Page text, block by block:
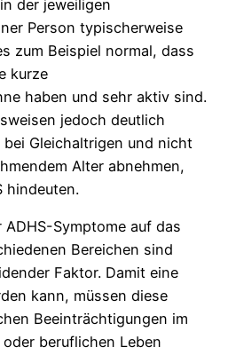
der jeweiligen
Person typischerweise
zum Beispiel normal, dass
kurze
haben und sehr aktiv sind.
jedoch deutlich
Gleichaltrigen und nicht
Alter abnehmen,
hindeuten.
Symptome auf das
Bereichen sind
Faktor. Damit eine
kann, müssen diese
Beeinträchtigungen im
beruflichen Leben